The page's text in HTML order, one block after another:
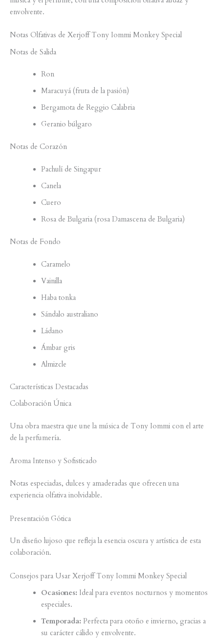
envolvente.
Notas Olfativas de Xerjoff Tony Iommi Monkey Special
Notas de Salida
Ron
Maracuyá (fruta de la pasión)
Bergamota de Reggio Calabria
Geranio búlgaro
Notas de Corazón
Pachulí de Singapur
Canela
Cuero
Rosa de Bulgaria (rosa Damascena de Bulgaria)
Notas de Fondo
Caramelo
Vainilla
Haba tonka
Sándalo australiano
Ládano
Ámbar gris
Almizcle
Características Destacadas
Colaboración Única
Una obra maestra que une la música de Tony Iommi con el arte
de la perfumería.
Aroma Intenso y Sofisticado
Notas especiadas, dulces y amaderadas que ofrecen una
experiencia olfativa inolvidable.
Presentación Gótica
Un diseño lujoso que refleja la esencia oscura y artística de esta
colaboración.
Consejos para Usar Xerjoff Tony Iommi Monkey Special
Ocasiones:Ideal para eventos nocturnos y momentos
especiales.
Temporada:Perfecta para otoño e invierno, gracias a
su carácter cálido y envolvente.